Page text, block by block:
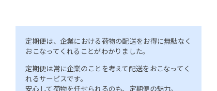
定期便は、企業における荷物の配送をお得に無駄なく
おこなってくれることがわかりました。
定期便は常に企業のことを考えて配送をおこなってく
れるサービスです。
安心して荷物を任せられるのも、定期便の魅力。